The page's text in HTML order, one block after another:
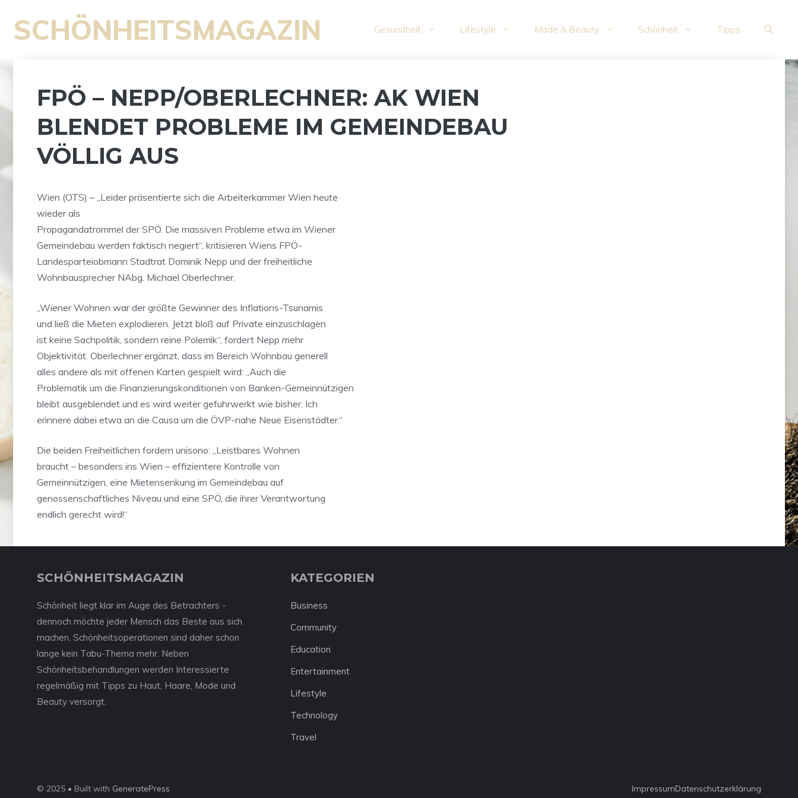
Inhalt
springen
SCHÖNHEITSMAGAZIN Gesundheit Lifestyle Mode & Beauty Schönheit Tipps
FPÖ – NEPP/OBERLECHNER: AK WIEN
BLENDET PROBLEME IM GEMEINDEBAU
VÖLLIG AUS
Wien (OTS) – „Leider präsentierte sich die Arbeiterkammer Wien heute
wieder als
Propagandatrommel der SPÖ. Die massiven Probleme etwa im Wiener
Gemeindebau werden faktisch negiert“, kritisieren Wiens FPÖ-
Landesparteiobmann Stadtrat Dominik Nepp und der freiheitliche
Wohnbausprecher NAbg. Michael Oberlechner.
„Wiener Wohnen war der größte Gewinner des Inflations-Tsunamis
und ließ die Mieten explodieren. Jetzt bloß auf Private einzuschlagen
ist keine Sachpolitik, sondern reine Polemik“, fordert Nepp mehr
Objektivität. Oberlechner ergänzt, dass im Bereich Wohnbau generell
alles andere als mit offenen Karten gespielt wird: „Auch die
Problematik um die Finanzierungskonditionen von Banken-Gemeinnützigen
bleibt ausgeblendet und es wird weiter gefuhrwerkt wie bisher. Ich
erinnere dabei etwa an die Causa um die ÖVP-nahe Neue Eisenstädter.“
Die beiden Freiheitlichen fordern unisono: „Leistbares Wohnen
braucht – besonders ins Wien – effizientere Kontrolle von
Gemeinnützigen, eine Mietensenkung im Gemeindebau auf
genossenschaftliches Niveau und eine SPÖ, die ihrer Verantwortung
endlich gerecht wird!“
SCHÖNHEITSMAGAZIN
Schönheit liegt klar im Auge des Betrachters -
dennoch möchte jeder Mensch das Beste aus sich
machen. Schönheitsoperationen sind daher schon
lange kein Tabu-Thema mehr. Neben
Schönheitsbehandlungen werden Interessierte
regelmäßig mit Tipps zu Haut, Haare, Mode und
Beauty versorgt.
KATEGORIEN
Business
Community
Education
Entertainment
Lifestyle
Technology
Travel
© 2025 • Built with GeneratePress ImpressumDatenschutzerklärung